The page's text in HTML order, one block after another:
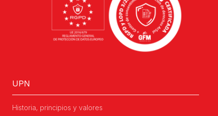
UPN
Historia, principios y valores